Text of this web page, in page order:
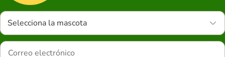
Selecciona la mascota